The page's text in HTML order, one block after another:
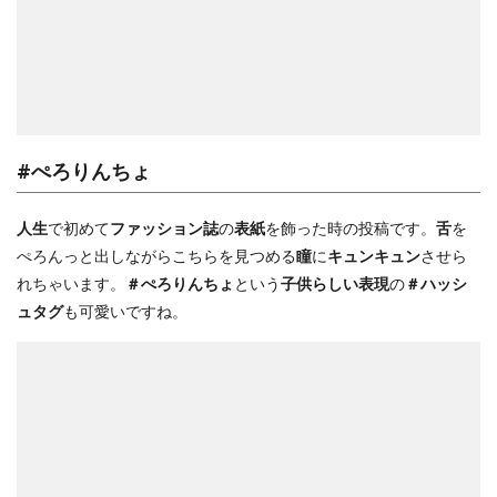
#ぺろりんちょ
人生で初めてファッション誌の表紙を飾った時の投稿です。 舌を
ぺろんっと出しながらこちらを見つめる瞳にキュンキュンさせら
れちゃいます。
＃ぺろりんちょ という子供らしい表現の＃ハッシ
ュタグも可愛いですね。